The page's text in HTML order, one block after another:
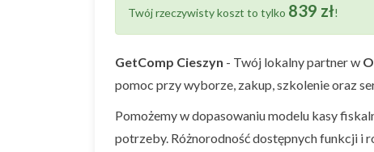
Twój rzeczywisty koszt to tylko 839 zł!
GetComp Cieszyn - Twój lokalny partner w
pomoc przy wyborze, zakup, szkolenie oraz
Pomożemy w dopasowaniu modelu kasy
potrzeby. Różnorodność dostępnych funkcji i